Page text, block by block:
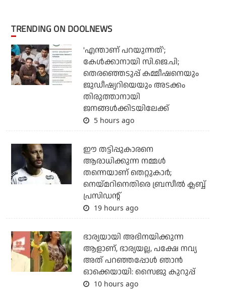
TRENDING ON DOOLNEWS
'എന്താണ് പറയുന്നത്';
കേള്‍ക്കാനായി സി.ജെ.പി;
തെരഞ്ഞെടുപ്പ് കമ്മീഷനെയും
ജുഡീഷ്യറിയെയും അടക്കം
തിരുത്താനായി
ജനങ്ങള്‍ക്കിടയിലേക്ക്
5 hours ago
ഈ തട്ടിപ്പുകാരനെ
ആരാധിക്കുന്ന നമ്മള്‍
തന്നെയാണ് തെറ്റുകാര്‍;
നെയ്മറിനെതിരെ ബ്രസീല്‍ ക്ലബ്ബ്
പ്രസിഡന്റ്
19 hours ago
ഭാര്യയായി അഭിനയിക്കുന്ന
ആളാണ്, ഭാര്യയല്ല, പക്ഷേ നവ്യ
അത് പറഞ്ഞപ്പോള്‍ ഞാന്‍
ഓക്കെയായി: സൈജു കുറുപ്പ്
10 hours ago